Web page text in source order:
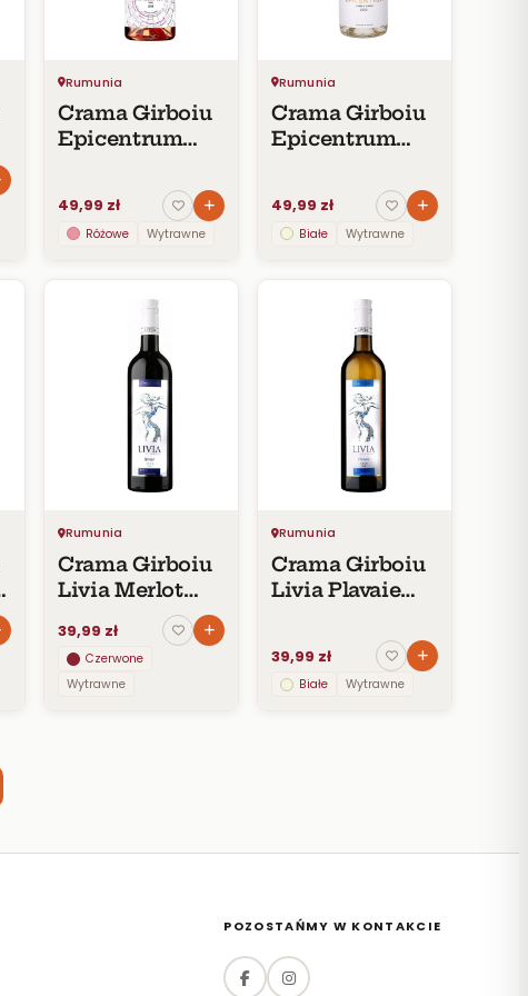
Rumunia
Crama Girboiu
Epicentrum
49,99 zł
Różowe Wytrawne
Rumunia
Crama Girboiu
Epicentrum
49,99 zł
Białe Wytrawne
Rumunia
Crama Girboiu
Livia Merlot
39,99 zł
Czerwone
Wytrawne
Rumunia
Crama Girboiu
Livia Plavaie
39,99 zł
Białe Wytrawne
POZOSTAŃMY W KONTAKCIE